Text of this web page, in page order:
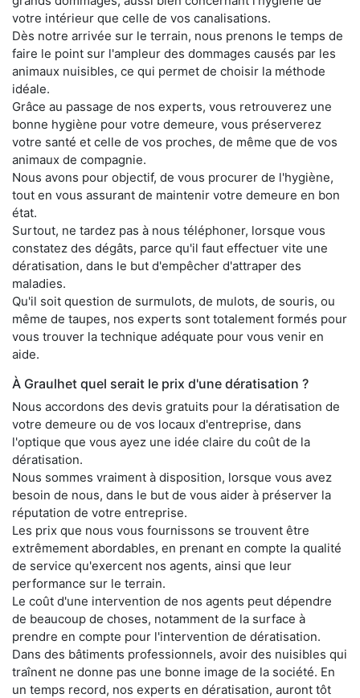
votre intérieur que celle de vos canalisations.
Dès notre arrivée sur le terrain, nous prenons le temps de
faire le point sur l'ampleur des dommages causés par les
animaux nuisibles, ce qui permet de choisir la méthode
idéale.
Grâce au passage de nos experts, vous retrouverez une
bonne hygiène pour votre demeure, vous préserverez
votre santé et celle de vos proches, de même que de vos
animaux de compagnie.
Nous avons pour objectif, de vous procurer de l'hygiène,
tout en vous assurant de maintenir votre demeure en bon
état.
Surtout, ne tardez pas à nous téléphoner, lorsque vous
constatez des dégâts, parce qu'il faut effectuer vite une
dératisation, dans le but d'empêcher d'attraper des
maladies.
Qu'il soit question de surmulots, de mulots, de souris, ou
même de taupes, nos experts sont totalement formés pour
vous trouver la technique adéquate pour vous venir en
aide.
À Graulhet quel serait le prix d'une dératisation ?
Nous accordons des devis gratuits pour la dératisation de
votre demeure ou de vos locaux d'entreprise, dans
l'optique que vous ayez une idée claire du coût de la
dératisation.
Nous sommes vraiment à disposition, lorsque vous avez
besoin de nous, dans le but de vous aider à préserver la
réputation de votre entreprise.
Les prix que nous vous fournissons se trouvent être
extrêmement abordables, en prenant en compte la qualité
de service qu'exercent nos agents, ainsi que leur
performance sur le terrain.
Le coût d'une intervention de nos agents peut dépendre
de beaucoup de choses, notamment de la surface à
prendre en compte pour l'intervention de dératisation.
Dans des bâtiments professionnels, avoir des nuisibles qui
traînent ne donne pas une bonne image de la société. En
un temps record, nos experts en dératisation, auront tôt